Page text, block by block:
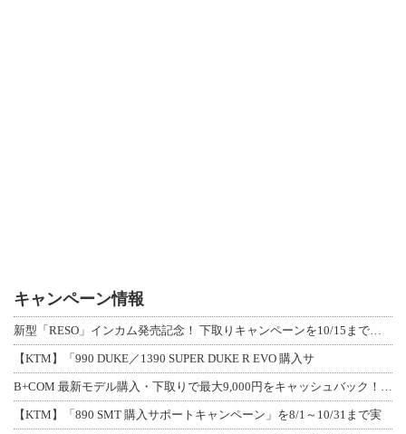
キャンペーン情報
新型「RESO」インカム発売記念！ 下取りキャンペーンを10/15まで延長して開
【KTM】「990 DUKE／1390 SUPER DUKE R EVO 購入サ
B+COM 最新モデル購入・下取りで最大9,000円をキャッシュバック！「B+F
【KTM】「890 SMT 購入サポートキャンペーン」を8/1～10/31まで実